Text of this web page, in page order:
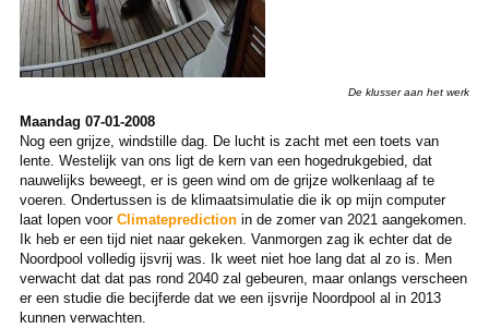
De klusser aan het werk
Maandag 07-01-2008
Nog een grijze, windstille dag. De lucht is zacht met een toets van
lente. Westelijk van ons ligt de kern van een hogedrukgebied, dat
nauwelijks beweegt, er is geen wind om de grijze wolkenlaag af te
voeren. Ondertussen is de klimaatsimulatie die ik op mijn computer
laat lopen voor Climatepredictionin de zomer van 2021 aangekomen.
Ik heb er een tijd niet naar gekeken. Vanmorgen zag ik echter dat de
Noordpool volledig ijsvrij was. Ik weet niet hoe lang dat al zo is. Men
verwacht dat dat pas rond 2040 zal gebeuren, maar onlangs verscheen
er een studie die becijferde dat we een ijsvrije Noordpool al in 2013
kunnen verwachten.